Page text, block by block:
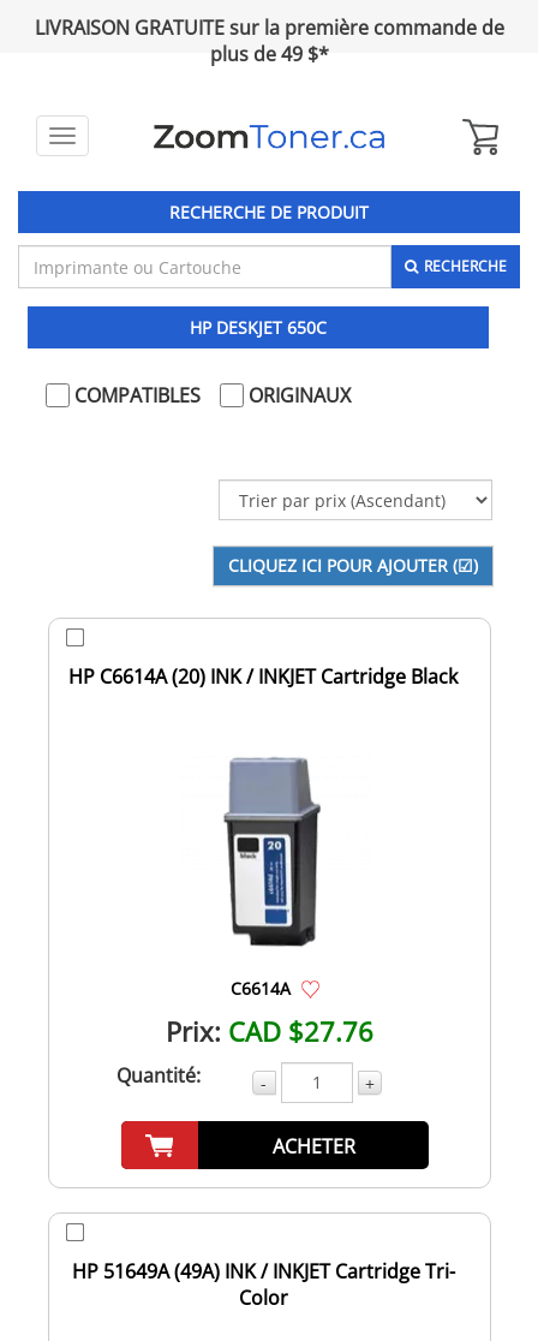
LIVRAISON GRATUITE sur la première commande de
plus de 49 $*
Toggle
RECHERCHE DE PRODUIT
RECHERCHE
HP DESKJET 650C
COMPATIBLES ORIGINAUX
HP C6614A (20) INK / INKJET Cartridge Black
C6614A
Prix: CAD $27.76
Quantité: - +
ACHETER
HP 51649A (49A) INK / INKJET Cartridge Tri-
Color